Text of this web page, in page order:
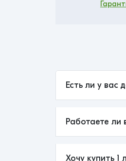
Есть ли у вас
Работаете ли
Хочу купить